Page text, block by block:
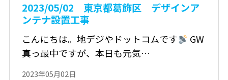
2023/05/02 東京都葛飾区 デザインア
ンテナ設置工事
こんにちは。地デジやドットコムです
GW
真っ最中ですが、本日も元気…
2023年05月02日